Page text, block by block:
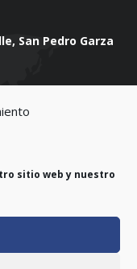
sitio web y nuestro
San Pedro Garza